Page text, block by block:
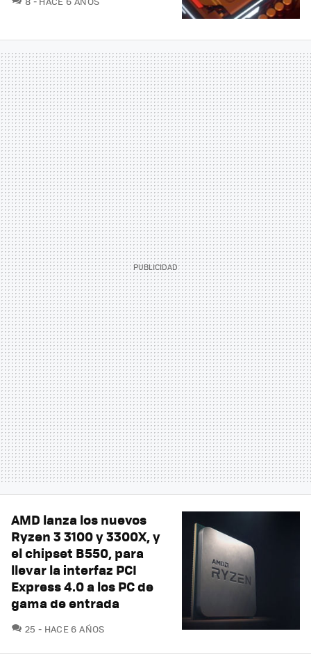
AMD lanza los nuevos
Ryzen 3 3100 y 3300X, y
el chipset B550, para
llevar la interfaz PCI
Express 4.0 a los PC de
gama de entrada
25 COMENTARIOS
HACE 6 AÑOS